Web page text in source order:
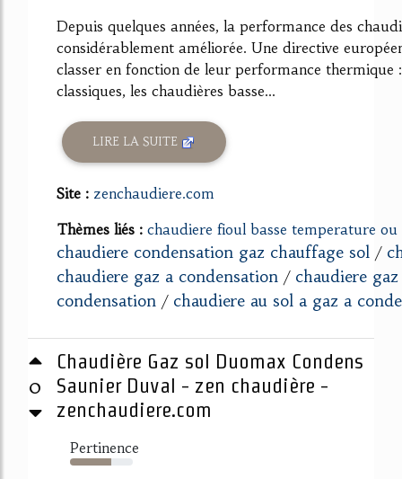
Depuis quelques années, la performance des
considérablement améliorée. Une directive
classer en fonction de leur performance thermique
classiques, les chaudières basse...
LIRE LA SUITE
Site : zenchaudiere.com
Thèmes liés : chaudiere fioul basse temperature ou
chaudiere condensation gaz chauffage sol /
chaudiere gaz a condensation / chaudiere
condensation / chaudiere au sol a gaz a
0
Chaudière Gaz sol Duomax Condens
Saunier Duval - zen chaudière -
zenchaudiere.com
Pertinence
65%